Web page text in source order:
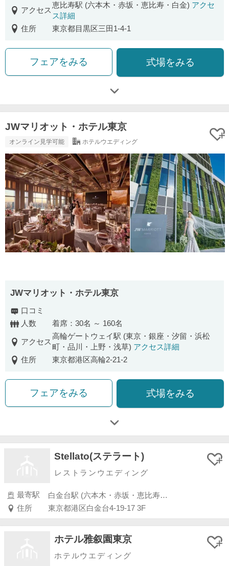
アクセス
恵比寿駅 (六本木・赤坂・恵比寿・白金) アクセ
ス詳細
住所
東京都目黒区三田1-4-1
フェアをみる 式場をみる
JWマリオット・ホテル東京
オンライン見学可能 ホテルウエディング
JWマリオット・ホテル東京
口コミ
人数
着席：30名 ～ 160名
アクセス
高輪ゲートウェイ駅 (東京・銀座・汐留・浜松
町・品川・上野・浅草) アクセス詳細
住所
東京都港区高輪2-21-2
フェアをみる 式場をみる
Stellato(ステラート)
レストランウエディング
最寄駅
白金台駅 (六本木・赤坂・恵比寿・白金)
住所
東京都港区白金台4-19-17 3F
ホテル雅叙園東京
ホテルウエディング